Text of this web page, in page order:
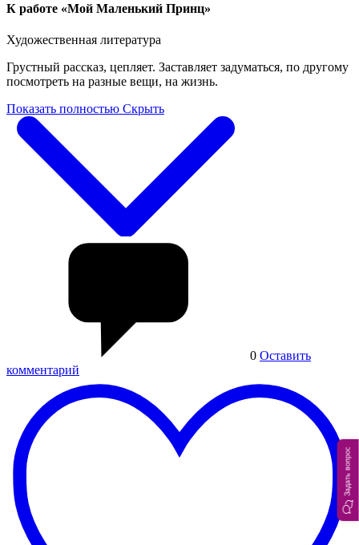
К работе «Мой Маленький Принц»
Художественная литература
Грустный рассказ, цепляет. Заставляет задуматься, по другому
посмотреть на разные вещи, на жизнь.
Показать полностью Скрыть
0 Оставить
комментарий
Задать вопрос